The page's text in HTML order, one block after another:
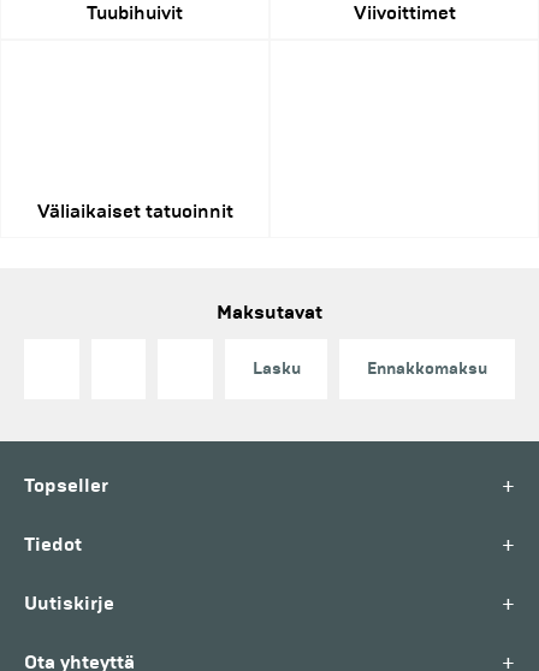
Tuubihuivit Viivoittimet
Väliaikaiset tatuoinnit
Maksutavat
Lasku Ennakkomaksu
Topseller +
Tiedot +
Uutiskirje +
Ota yhteyttä +